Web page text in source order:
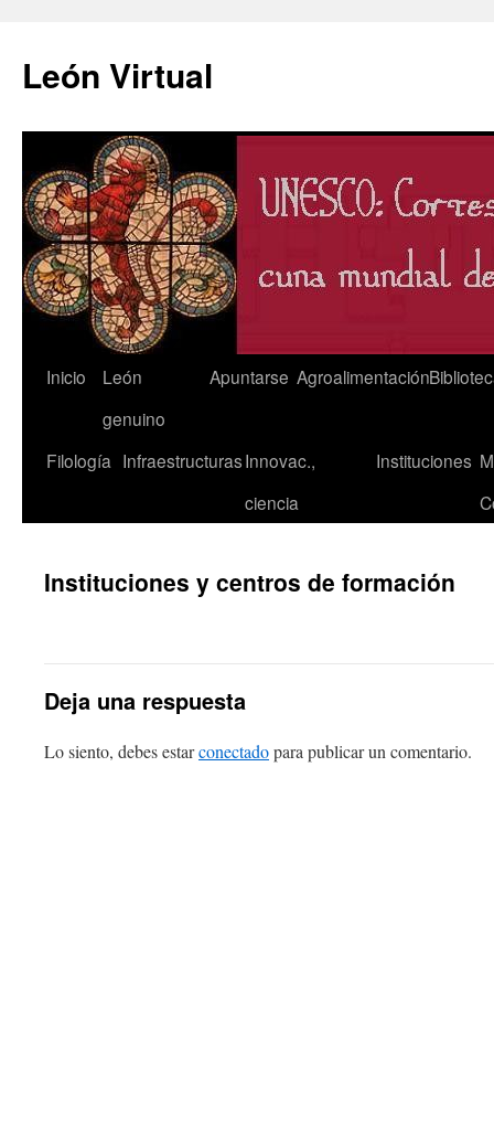
León Virtual
Saltar
contenido
Inicio
León
genuino
Apuntarse Agroalimentación
Filología InfraestructurasInnovac.,
ciencia
Instituciones
Instituciones y centros de formación
Deja una respuesta
Lo siento, debes estarconectadopara publicar un comentario.